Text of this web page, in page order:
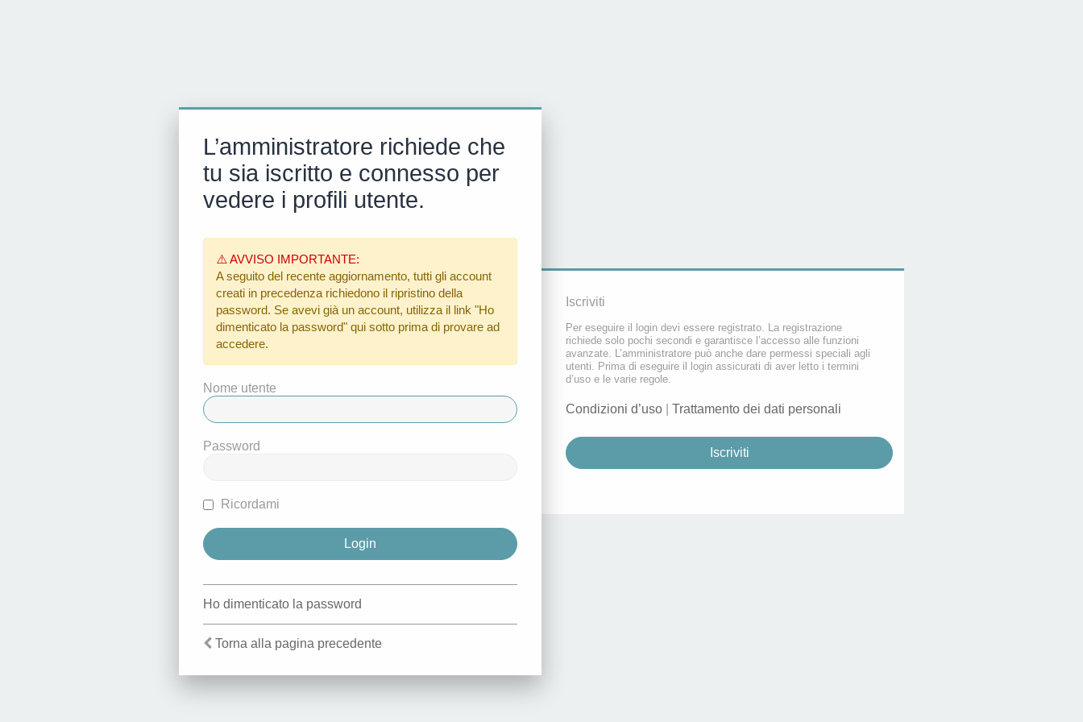
L’amministratore richiede che
tu sia iscritto e connesso per
vedere i profili utente.
⚠️ AVVISO IMPORTANTE:
A seguito del recente aggiornamento, tutti gli account
creati in precedenza richiedono il ripristino della
password. Se avevi già un account, utilizza il link "Ho
dimenticato la password" qui sotto prima di provare ad
accedere.
Nome utente
Password
Ricordami
Ho dimenticato la password
Torna alla pagina precedente
Iscriviti
Per eseguire il login devi essere registrato. La registrazione
richiede solo pochi secondi e garantisce l’accesso alle funzioni
avanzate. L’amministratore può anche dare permessi speciali agli
utenti. Prima di eseguire il login assicurati di aver letto i termini
d’uso e le varie regole.
Condizioni d’uso Trattamento dei dati personali
Iscriviti